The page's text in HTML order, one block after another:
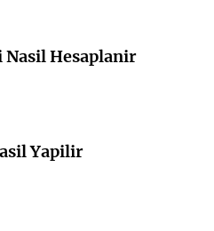
Hesaplanir
Yapilir